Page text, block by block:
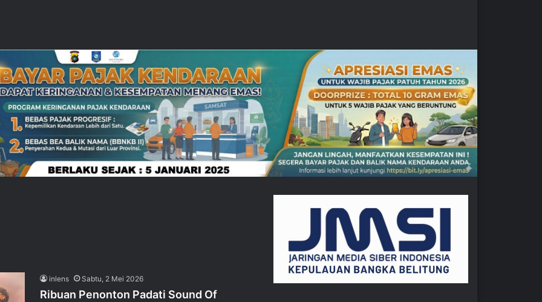
inlens Sabtu, 2 Mei 2026
Ribuan Penonton Padati Sound Of